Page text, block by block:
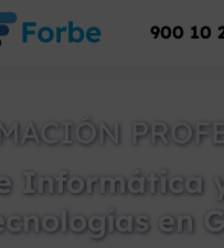
900 10
Informática
en